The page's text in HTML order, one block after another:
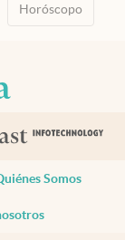
Horóscopo
pestaña
nueva pestaña
en nueva pestaña
Somos